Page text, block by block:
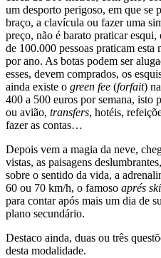
um desporto perigoso, em que se
braço, a clavícula ou fazer uma
preço, não é barato praticar
de 100.000 pessoas praticam
por ano. As botas podem ser
esses, devem comprados, os
ainda existe o green fee (forfait)
400 a 500 euros por semana, isto
ou avião, transfers, hotéis,
fazer as contas…
Depois vem a magia da neve,
vistas, as paisagens
sobre o sentido da vida, a
60 ou 70 km/h, o famoso aprés ski
para contar após mais um dia de
plano secundário.
Destaco ainda, duas ou três
desta modalidade.